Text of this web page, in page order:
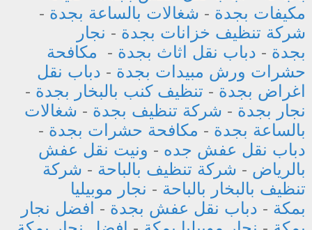
مكيفات بجدة - شغالات بالساعة بجدة -
شركة تنظيف خزانات بجدة - نجار
بجدة - دباب نقل اثاث بجدة - مكافحة
حشرات ورش مبيدات بجدة - دباب نقل
اغراض بجدة - تنظيف كنب بالبخار بجدة -
نجار بجدة - شركة تنظيف بجدة - شغالات
بالساعة بجدة - مكافحة حشرات بجدة -
دباب نقل عفش جده - ونيت نقل عفش
بالرياض - شركة تنظيف بالباحة - شركة
تنظيف بالبخار بالباحة - نجار موبيليا
بمكة - دباب نقل عفش بجدة - افضل نجار